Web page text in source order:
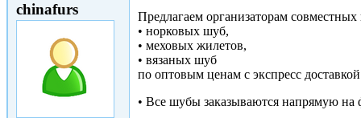
chinafurs
Предлагаем организаторам
• норковых шуб,
• меховых жилетов,
• вязаных шуб
по оптовым ценам с экспресс
• Все шубы заказываются напрямую